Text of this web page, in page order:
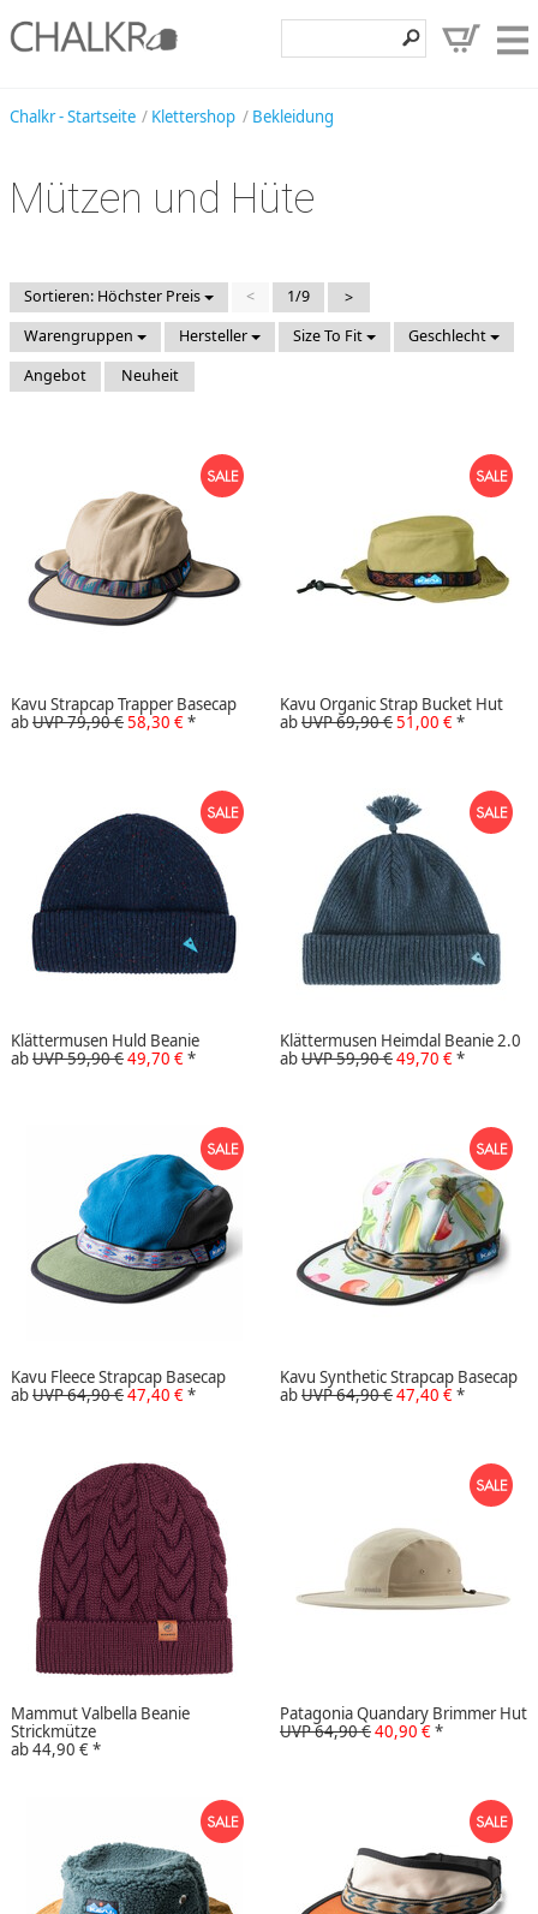
Kundenbereich
Chalkr - Startseite Klettershop Bekleidung
Mützen und Hüte
Sortieren: Höchster Preis < 1/9
>
Warengruppen
Hersteller Size To Fit
Geschlecht
Angebot
Neuheit
Kavu Strapcap Trapper Basecap
abUVP 79,90 €58,30 €*
Kavu Organic Strap Bucket Hut
abUVP 69,90 €51,00 €*
Klättermusen Huld Beanie
abUVP 59,90 €49,70 €*
Klättermusen Heimdal Beanie 2.0
abUVP 59,90 €49,70 €*
Kavu Fleece Strapcap Basecap
abUVP 64,90 €47,40 €*
Kavu Synthetic Strapcap Basecap
abUVP 64,90 €47,40 €*
Mammut Valbella Beanie
Strickmütze
ab44,90 €*
Patagonia Quandary Brimmer Hut
UVP 64,90 €40,90 €*